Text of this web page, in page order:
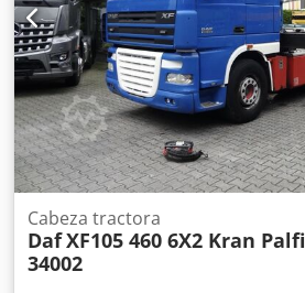
vacío: 2.110 kg Carga útil: 1.390 kg
autorizado: 3.500 kg Estado Estado
Cedpfx Aozdlnfep Esrf Estado
Información adicional Para obtener
póngase en contacto con Thierry
Cabeza tractora
DafXF105 460 6X2 Kran
34002